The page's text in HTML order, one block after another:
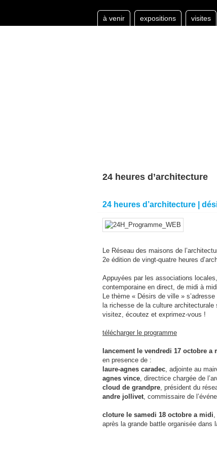
à venir expositions visites
24 heures d’architecture
24 heures d’architecture |
Le Réseau des maisons de
2e édition de vingt-quatre heures
Appuyées par les associations
contemporaine en direct, de midi à
Le thème « Désirs de ville »
la richesse de la culture
visitez, écoutez et exprimez-vous !
télécharger le programme
lancement le vendredi 17 octobre a
en presence de :
laure-agnes caradec, adjointe au
agnes vince, directrice chargée de
cloud de grandpre, président du
andre jollivet, commissaire de
cloture le samedi 18 octobre a midi,
après la grande battle organisée dans